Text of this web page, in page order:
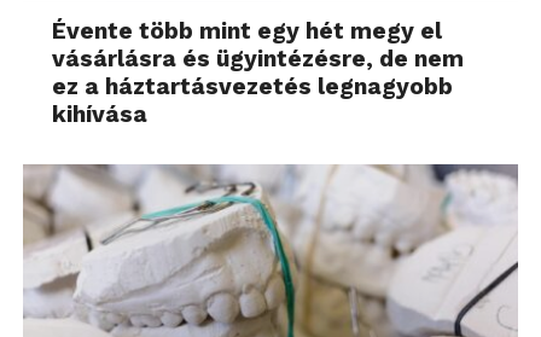
Évente több mint egy hét megy el
vásárlásra és ügyintézésre, de nem
ez a háztartásvezetés legnagyobb
kihívása